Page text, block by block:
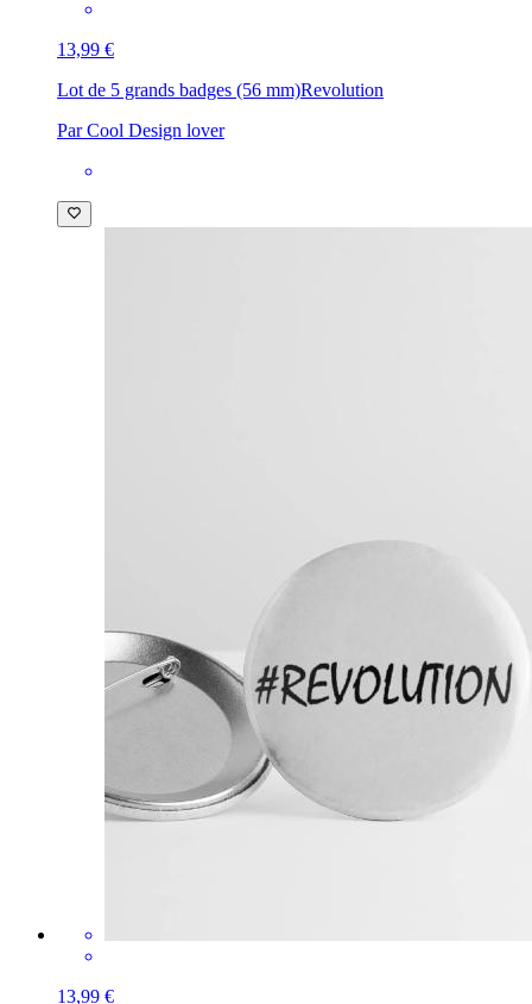
13,99 €
Lot de 5 grands badges (56 mm)Revolution
Par Cool Design lover
13,99 €